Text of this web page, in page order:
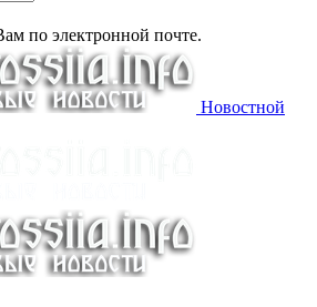
по электронной почте.
Новостной